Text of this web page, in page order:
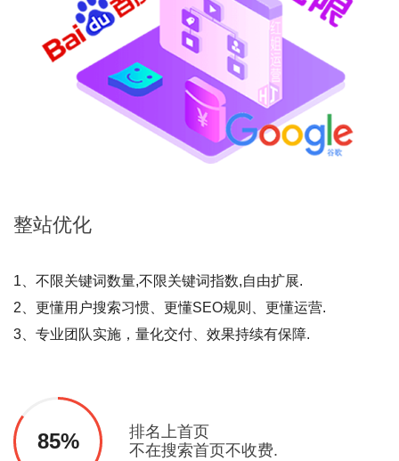
整站优化
1、不限关键词数量,不限关键词指数,自由扩展.
2、更懂用户搜索习惯、更懂SEO规则、更懂运营.
3、专业团队实施，量化交付、效果持续有保障.
85%
排名上首页
不在搜索首页不收费.